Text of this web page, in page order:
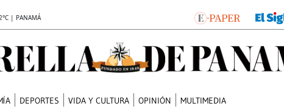
| PANAMÁ
DEPORTES VIDA Y CULTURA OPINIÓN MULTIMEDIA